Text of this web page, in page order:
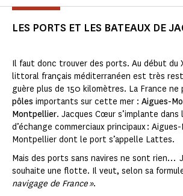
LES PORTS ET LES BATEAUX DE
Il faut donc trouver des ports. Au début du
littoral français méditerranéen est très
guère plus de 150 kilomètres. La France ne
pôles importants sur cette mer : Aigues-
Montpellier. Jacques Cœur s’implante dans
d’échange commerciaux principaux :
Montpellier dont le port s’appelle Lattes.
Mais des ports sans navires ne sont rien…
souhaite une flotte. Il veut, selon sa
navigage de France ».